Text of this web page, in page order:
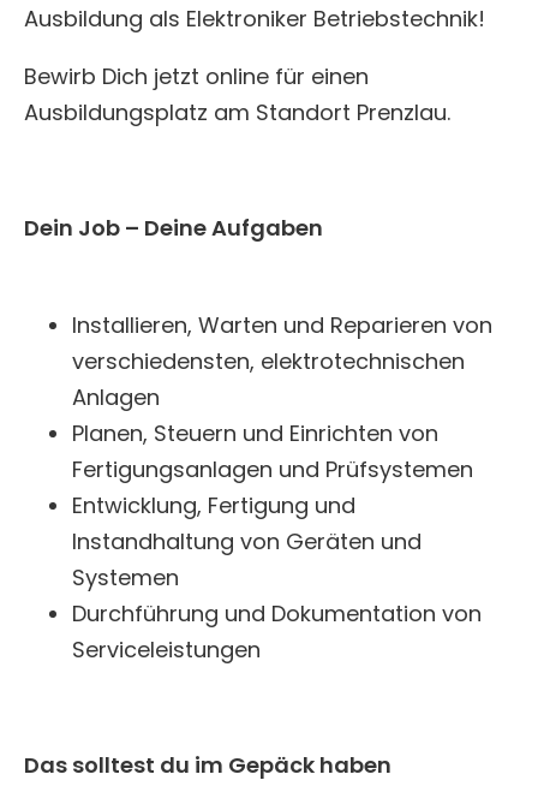
Ausbildung als Elektroniker Betriebstechnik!
Bewirb Dich jetzt online für einen
Ausbildungsplatz am Standort Prenzlau.
Dein Job – Deine Aufgaben
Installieren, Warten und Reparieren von
verschiedensten, elektrotechnischen
Anlagen
Planen, Steuern und Einrichten von
Fertigungsanlagen und Prüfsystemen
Entwicklung, Fertigung und
Instandhaltung von Geräten und
Systemen
Durchführung und Dokumentation von
Serviceleistungen
Das solltest du im Gepäck haben